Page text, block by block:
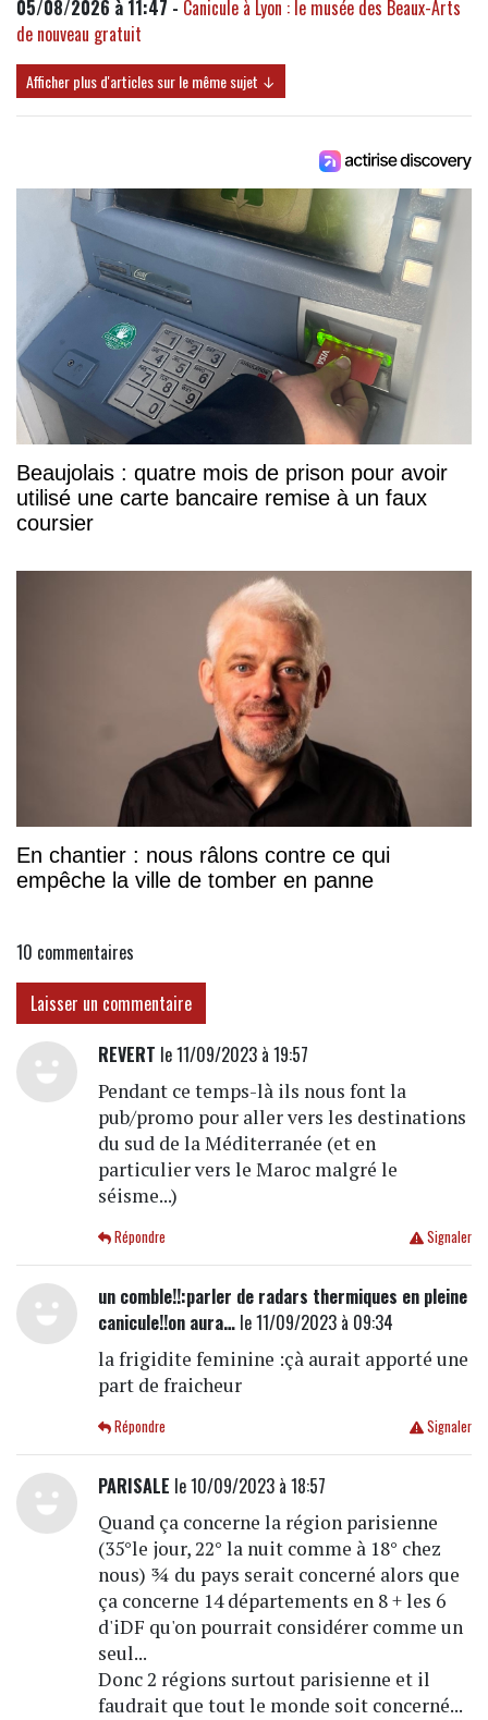
05/08/2026 à 11:47 - Canicule à Lyon : le musée des Beaux-Arts
de nouveau gratuit
Afficher plus d'articles sur le même sujet ↓
Beaujolais : quatre mois de prison pour avoir
utilisé une carte bancaire remise à un faux
coursier
En chantier : nous râlons contre ce qui
empêche la ville de tomber en panne
10 commentaires
Laisser un commentaire
REVERT le 11/09/2023 à 19:57
Pendant ce temps-là ils nous font la
pub/promo pour aller vers les destinations
du sud de la Méditerranée (et en
particulier vers le Maroc malgré le
séisme...)
Signaler
Répondre
un comble!!:parler de radars thermiques en pleine
canicule!!on aura…le 11/09/2023 à 09:34
la frigidite feminine :çà aurait apporté une
part de fraicheur
Signaler
Répondre
PARISALE le 10/09/2023 à 18:57
Quand ça concerne la région parisienne
(35°le jour, 22° la nuit comme à 18° chez
nous) ¾ du pays serait concerné alors que
ça concerne 14 départements en 8 + les 6
d'iDF qu'on pourrait considérer comme un
seul...
Donc 2 régions surtout parisienne et il
faudrait que tout le monde soit concerné...